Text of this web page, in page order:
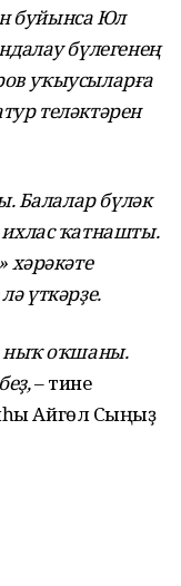
буйынса Юл
бүлегенең
уҡыусыларға
теләктәрен
Балалар бүләк
ҡатнашты.
хәрәкәте
үткәрҙе.
ныҡ оҡшаны.
– тине
Айгөл Сыңғыҙ